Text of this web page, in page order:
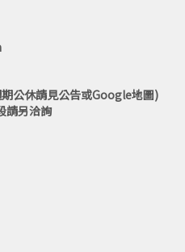
公休請見公告或Google地圖)
請另洽詢